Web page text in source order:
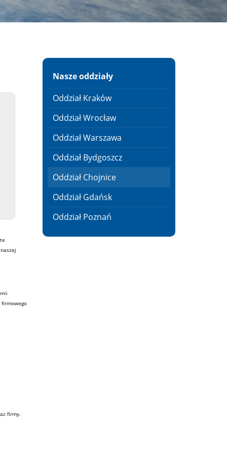
firmowego
firmy.
Nasze oddziały
Oddział Kraków
Oddział Wrocław
Oddział Warszawa
Oddział Bydgoszcz
Oddział Chojnice
Oddział Gdańsk
Oddział Poznań